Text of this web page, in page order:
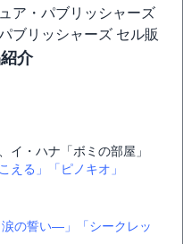
ア・パブリッシャーズ
ブリッシャーズ セル販
介
、イ・ハナ「ボミの部屋」
える」
「ピノキオ」
の誓い―」
「シークレッ